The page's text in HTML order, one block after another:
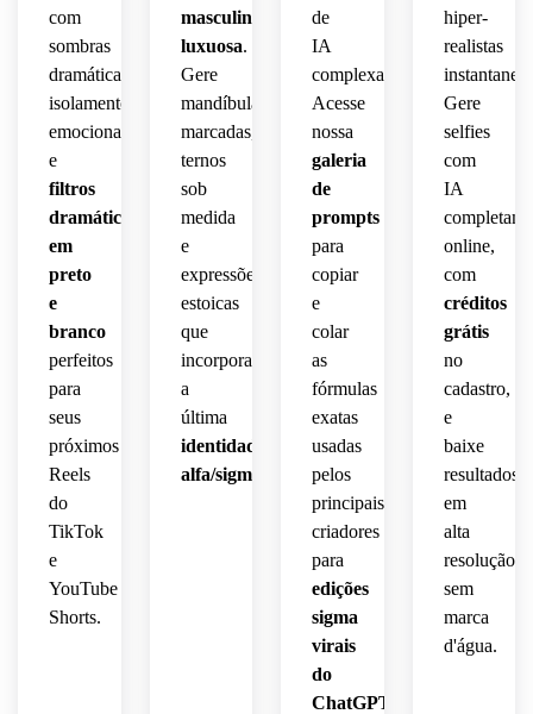
com
sombras
dramáticas,
isolamento
emocional
e
filtros
dramáticos
em
preto
e
branco
perfeitos
para
seus
próximos
Reels
do
TikTok
e
YouTube
Shorts.
masculinidade
luxuosa.
Gere
mandíbulas
marcadas,
ternos
sob
medida
e
expressões
estoicas
que
incorporam
a
última
identidade
alfa/sigma
de
IA
complexas.
Acesse
nossa
galeria
de
prompts
para
copiar
e
colar
as
fórmulas
exatas
usadas
pelos
principais
criadores
para
edições
sigma
virais
do
ChatGPT
hiper-
realistas
Gere
selfies
com
IA
online,
com
créditos
grátis
no
cadastro,
e
baixe
resultados
em
alta
resolução
sem
marca
d'água.